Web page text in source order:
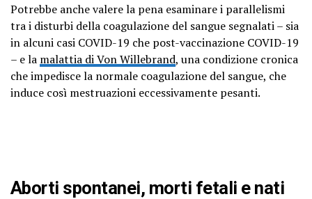
Potrebbe anche valere la pena esaminare i parallelismi
tra i disturbi della coagulazione del sangue segnalati – sia
in alcuni casi COVID-19 che post-vaccinazione COVID-19
– e la malattia di Von Willebrand, una condizione cronica
che impedisce la normale coagulazione del sangue, che
induce così mestruazioni eccessivamente pesanti.
Aborti spontanei, morti fetali e nati